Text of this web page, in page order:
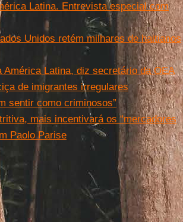
Latina. Entrevista especial com
Unidos retém milhares de haitianos
América Latina, diz secretário da OEA
de imigrantes irregulares
sentir como criminosos”
mais incentivará os “mercadores
Paolo Parise